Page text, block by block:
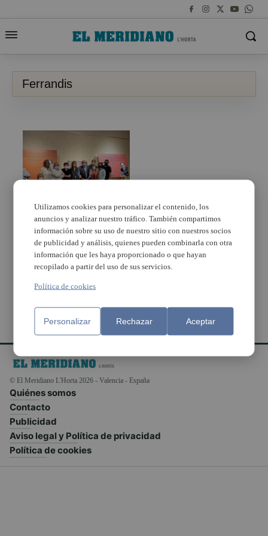
Ferrandis
Paterna homenajea a
Antonio Ferrandis en el
centenario de su
nacimiento con la
exposición «100 anys»
© El Meridiano L'Horta 2026 - Valencia - España
Quiénes somos
Contacto
Publicidad
Aviso legal y Política de privacidad
Política de cookies
Utilizamos cookies para personalizar el contenido, los
anuncios y analizar nuestro tráfico. También compartimos
información sobre su uso de nuestro sitio con nuestros socios
de publicidad y análisis, quienes pueden combinarla con otra
información que les haya proporcionado o que hayan
recopilado a partir del uso de sus servicios.
Política de cookies
Personalizar Rechazar Aceptar